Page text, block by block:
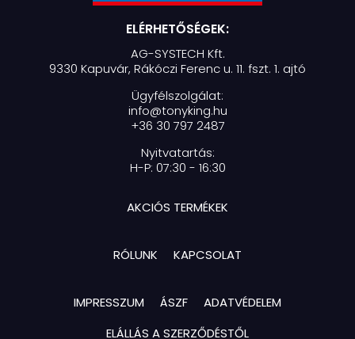
ELÉRHETŐSÉGEK:
AG-SYSTECH Kft.
9330 Kapuvár, Rákóczi Ferenc u. 11. fszt. 1. ajtó
Ügyfélszolgálat:
info@tonyking.hu
+36 30 797 2487
Nyitvatartás:
H-P: 07:30 - 16:30
AKCIÓS TERMÉKEK
RÓLUNK KAPCSOLAT
IMPRESSZUM ÁSZF
ADATVÉDELEM
ELÁLLÁS A SZERZŐDÉSTŐL